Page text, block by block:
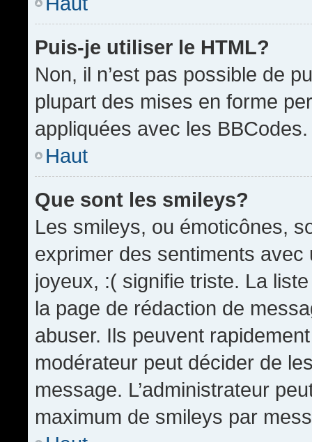
Puis-je utiliser le HTML?
Non, il n’est pas possible de
plupart des mises en forme
appliquées avec les BBCodes.
Haut
Que sont les smileys?
Les smileys, ou émoticônes,
exprimer des sentiments
joyeux, :( signifie triste. La
la page de rédaction de
abuser. Ils peuvent
modérateur peut décider de
message. L’administrateur
maximum de smileys par